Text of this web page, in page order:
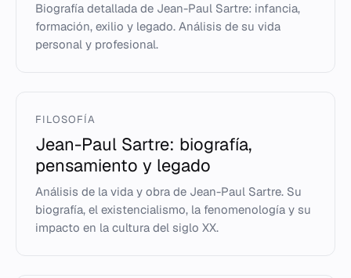
Biografía detallada de Jean-Paul Sartre: infancia,
formación, exilio y legado. Análisis de su vida
personal y profesional.
FILOSOFÍA
Jean-Paul Sartre: biografía,
pensamiento y legado
Análisis de la vida y obra de Jean-Paul Sartre. Su
biografía, el existencialismo, la fenomenología y su
impacto en la cultura del siglo XX.